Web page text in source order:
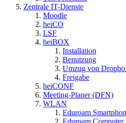
Zentrale IT-Dienste
Moodle
heiCO
LSF
heiBOX
Installation
Benutzung
Umzug von
Freigabe
heiCONF
Meeting-Planer (DFN)
WLAN
Eduroam
Eduroam